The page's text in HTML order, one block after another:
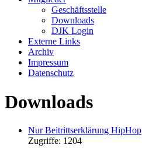
Geschäftsstelle
Downloads
DJK Login
Externe Links
Archiv
Impressum
Datenschutz
Downloads
Nur Beitrittserklärung HipHop
Zugriffe: 1204